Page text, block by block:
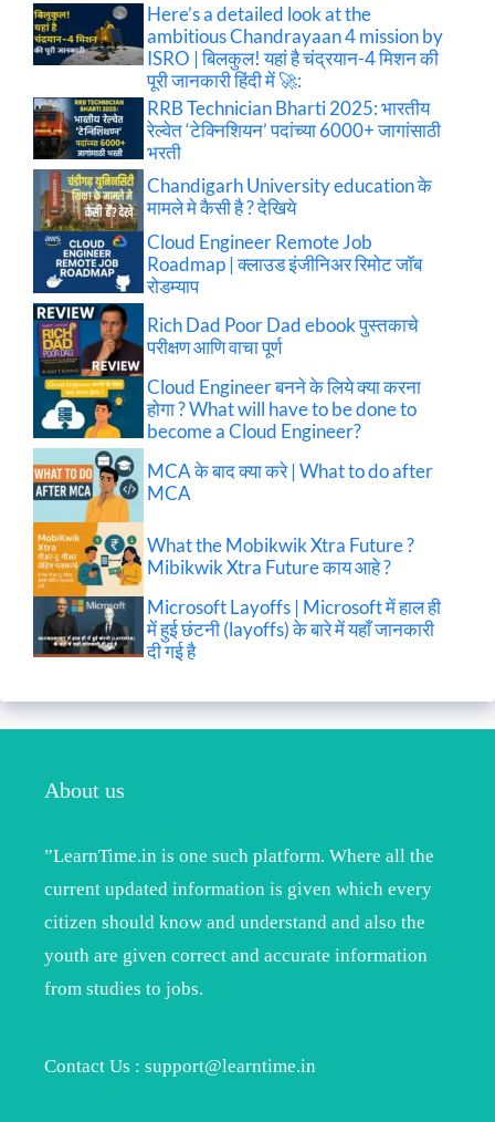
Here’s a detailed look at the
ambitious Chandrayaan 4 mission by
ISRO | बिलकुल! यहां है चंद्रयान-4 मिशन की
पूरी जानकारी हिंदी में 🚀:
RRB Technician Bharti 2025: भारतीय
रेल्वेत ‘टेक्निशियन’ पदांच्या 6000+ जागांसाठी
भरती
Chandigarh University education के
मामले मे कैसी है ? देखिये
Cloud Engineer Remote Job
Roadmap | क्लाउड इंजीनिअर रिमोट जॉब
रोडम्याप
Rich Dad Poor Dad ebook पुस्तकाचे
परीक्षण आणि वाचा पूर्ण
Cloud Engineer बनने के लिये क्या करना
होगा ? What will have to be done to
become a Cloud Engineer?
MCA के बाद क्या करे | What to do after
MCA
What the Mobikwik Xtra Future ?
Mibikwik Xtra Future काय आहे ?
Microsoft Layoffs | Microsoft में हाल ही
में हुई छंटनी (layoffs) के बारे में यहाँ जानकारी
दी गई है
About us
”LearnTime.in is one such platform. Where all the
current updated information is given which every
citizen should know and understand and also the
youth are given correct and accurate information
from studies to jobs.
Contact Us : support@learntime.in